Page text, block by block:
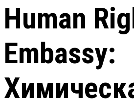
Human
Embassy: